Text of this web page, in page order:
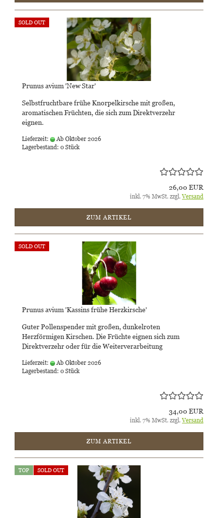
SOLD OUT
Prunus avium 'New Star'
Selbstfruchtbare frühe Knorpelkirsche mit großen,
aromatischen Früchten, die sich zum Direktverzehr
eignen.
Lieferzeit:
Ab Oktober 2026
Lagerbestand: 0 Stück
26,00 EUR
inkl. 7% MwSt. zzgl.Versand
ZUM ARTIKEL
SOLD OUT
Prunus avium 'Kassins frühe Herzkirsche'
Guter Pollenspender mit großen, dunkelroten
Herzförmigen Kirschen. Die Früchte eignen sich zum
Direktverzehr oder für die Weiterverarbeitung
Lieferzeit:
Ab Oktober 2026
Lagerbestand: 0 Stück
34,00 EUR
inkl. 7% MwSt. zzgl.Versand
ZUM ARTIKEL
TOP SOLD OUT